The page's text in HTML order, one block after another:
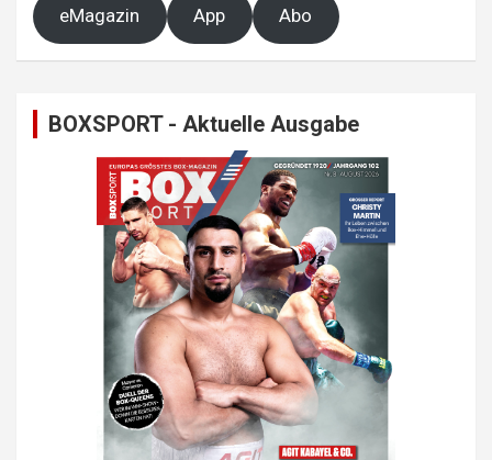
eMagazin App Abo
BOXSPORT - Aktuelle Ausgabe